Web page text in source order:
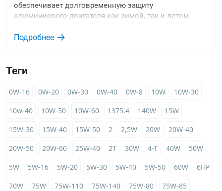
Теги
0W-16 0W-20 0W-30 0W-40 0W-8 10W
10W-30
10w-40
10W-50 10W-60 1375.4 140W
15W
15W-30
15W-40 15W-50 2 2,5W 20W
20W-40
20W-50
20W-60 25W-40 2T 30W 4-T 40W
50W
5W
5W-16 5W-20 5W-30 5W-40 5W-50 60W
6HP
70W
75W 75W-110 75W-140 75W-80
75W-85
обеспечивает долговременную защиту
алюминиевого двигателя как зимой, так и летом.
Подробнее